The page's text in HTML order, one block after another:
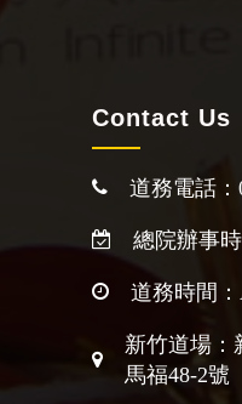
Contact Us
道務電話：
總院辦事
道務時間
新竹道場：
馬福48-2號